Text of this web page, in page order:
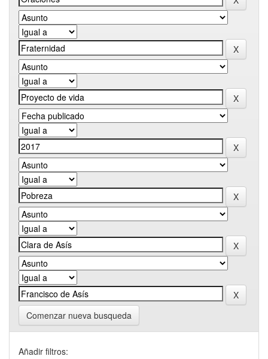
Comenzar nueva busqueda
Añadir filtros: